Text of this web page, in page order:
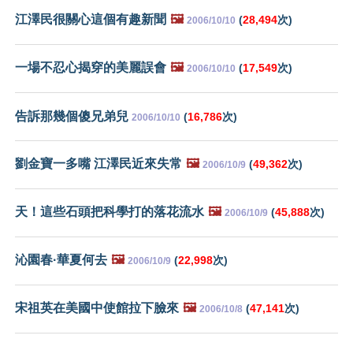
江澤民很關心這個有趣新聞 🖼️ 2006/10/10 (28,494次)
一場不忍心揭穿的美麗誤會 🖼️ 2006/10/10 (17,549次)
告訴那幾個傻兄弟兒 2006/10/10 (16,786次)
劉金寶一多嘴 江澤民近來失常 🖼️ 2006/10/9 (49,362次)
天！這些石頭把科學打的落花流水 🖼️ 2006/10/9 (45,888次)
沁園春·華夏何去 🖼️ 2006/10/9 (22,998次)
宋祖英在美國中使館拉下臉來 🖼️ 2006/10/8 (47,141次)